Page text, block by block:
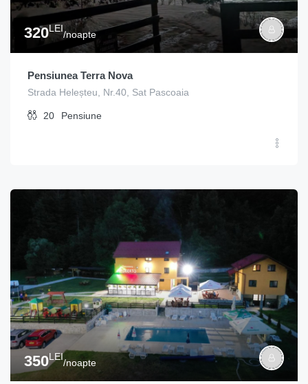
320LEI
/noapte
Pensiunea Terra Nova
Strada Heleșteu, Nr.40, Sat Pascoaia
20 Pensiune
350LEI
/noapte